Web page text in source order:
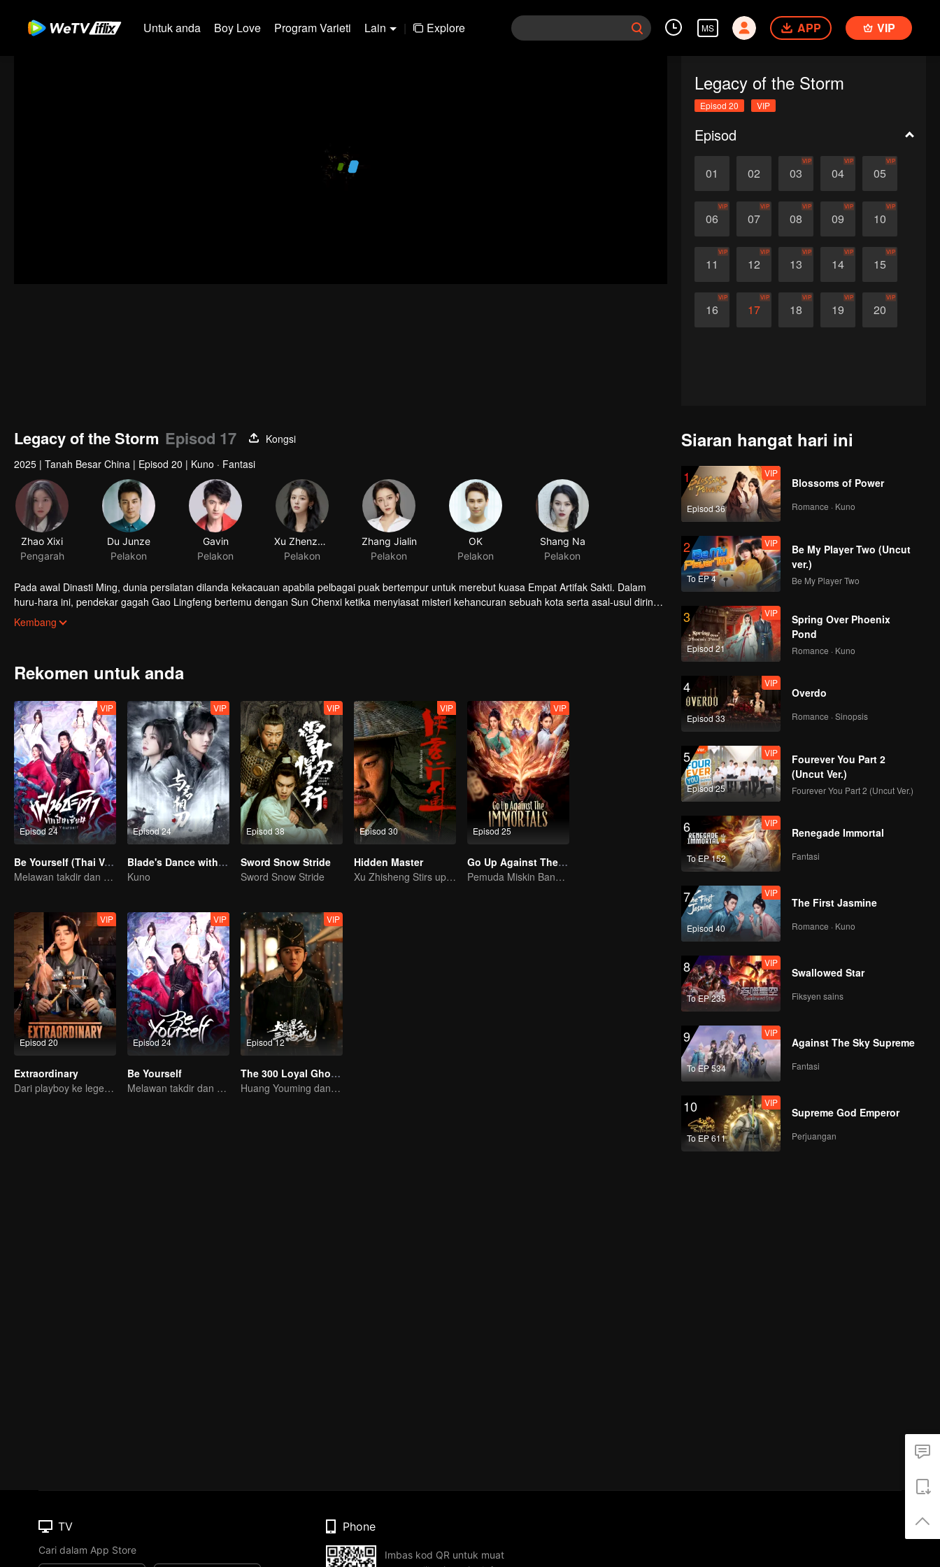
Untuk anda Boy Love Program Varieti Lain | Explore MS APP VIP
Legacy of the Storm
Episod 20 VIP
Episod
01 02 03
VIP
04
VIP
05
VIP
06
VIP
07
VIP
08
VIP
09
VIP
10
VIP
11
VIP
12
VIP
13
VIP
14
VIP
15
VIP
16
VIP
17
VIP
18
VIP
19
VIP
20
VIP
Legacy of the Storm Episod 17
Kongsi
2025 | Tanah Besar China | Episod 20 | Kuno · Fantasi
Zhao Xixi
Pengarah
Du Junze
Pelakon
Gavin
Pelakon
Xu Zhenzhen
Pelakon
Pada awal Dinasti Ming, dunia persilatan dilanda kekacauan apabila pelbagai puak bertempur untuk merebut kuasa Empat Artifak Sakti. Dalam
huru-hara ini, pendekar gagah Gao Lingfeng bertemu dengan Sun Chenxi ketika menyiasat misteri kehancuran sebuah kota serta asal-usul dirinya.
Bersama-sama, mereka menumpaskan kejahatan, menggagalkan rancangan jahat Puak Xuanhuo, dan memperoleh artifak legenda "Empedu
Naga Biru." Dengan rahsia masa lalunya akhirnya terbongkar, Gao Lingfeng dan Sun Chenxi memikul tanggungjawab untuk mencari artifak lain
Kembang
Rekomen untuk anda
Episod 24
VIP
Be Yourself (Thai Ver.)
Melawan takdir dan menjadi dewa bukan sesuatu yang mustahil!
Episod 24
VIP
Blade's Dance with You
Kuno
Episod 38
VIP
Sword Snow Stride
Sword Snow Stride
Episod 30
VIP
Hidden Master
Xu Zhisheng Stirs up a Hilarious Storm in the Martial World
Episod 25
VIP
Go Up Against The Immortal
Pemuda Miskin Bangkit, Tewaskan Dewa hingga ke Puncak!
Episod 20
VIP
Extraordinary
Dari playboy ke legenda, hidup dia macam ON cheat!
Episod 24
VIP
Be Yourself
Melawan takdir dan menjadi dewa bukan sesuatu yang mustahil!
Episod 12
VIP
The 300 Loyal Ghosts
Huang Youming dan Xu Yang dalam Labirin Bayangan
Siaran hangat hari ini
1
Episod 36
VIP
Blossoms of Power
Romance · Kuno
2
To EP 4
VIP
Be My Player Two (Uncut
ver.)
Be My Player Two
3
Episod 21
VIP
Spring Over Phoenix
Pond
Romance · Kuno
4
Episod 33
VIP
Overdo
Romance · Sinopsis
5
Episod 25
VIP
Fourever You Part 2
(Uncut Ver.)
Fourever You Part 2 (Uncut Ver.)
6
To EP 152
VIP
Renegade Immortal
Fantasi
7
Episod 40
VIP
The First Jasmine
Romance · Kuno
8
To EP 235
VIP
Swallowed Star
Fiksyen sains
9
To EP 534
VIP
Against The Sky Supreme
Fantasi
10
To EP 611
VIP
Supreme God Emperor
Perjuangan
TV
Cari dalam App Store
Phone
Imbas kod QR untuk muat